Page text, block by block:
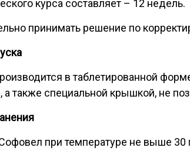
курса составляет – 12 недель.
принимать решение по
в таблетированной
а также специальной крышкой, не
при температуре не выше 30